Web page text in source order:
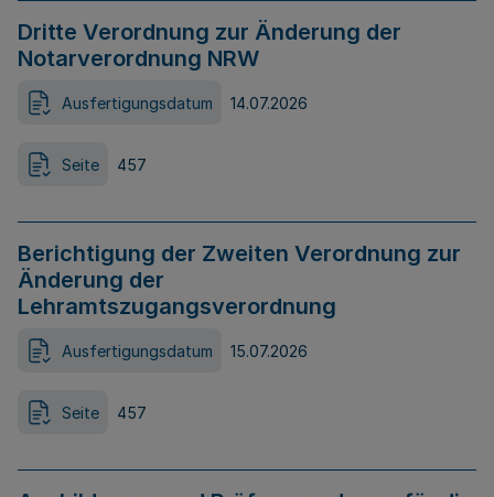
Dritte Verordnung zur Änderung der
Notarverordnung NRW
Ausfertigungsdatum 14.07.2026
Seite 457
Berichtigung der Zweiten Verordnung zur
Änderung der
Lehramtszugangsverordnung
Ausfertigungsdatum 15.07.2026
Seite 457